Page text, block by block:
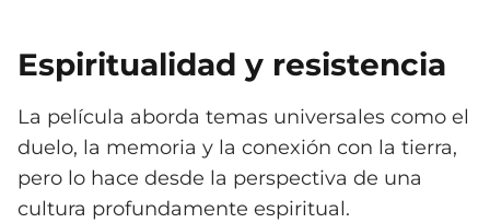
Espiritualidad y resistencia
La película aborda temas universales como el
duelo, la memoria y la conexión con la tierra,
pero lo hace desde la perspectiva de una
cultura profundamente espiritual.